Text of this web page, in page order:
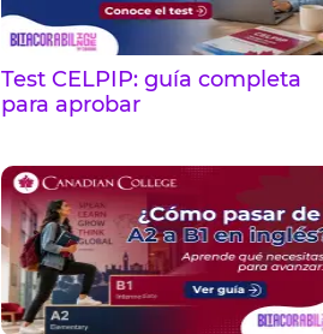
Test CELPIP: guía completa
para aprobar